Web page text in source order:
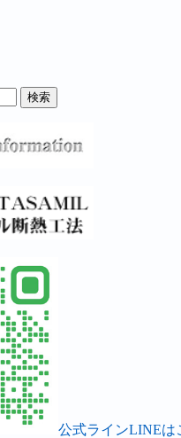
公式ラインLINEは